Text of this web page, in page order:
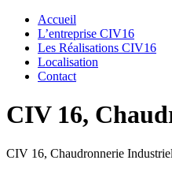
Accueil
L’entreprise CIV16
Les Réalisations CIV16
Localisation
Contact
CIV 16,
CIV 16, Chaudronnerie